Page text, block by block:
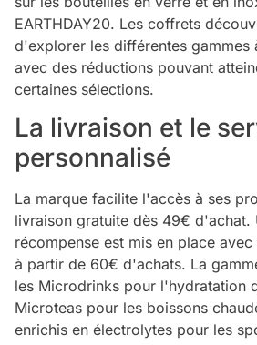
EARTHDAY20. Les coffrets
d'explorer les différentes gammes
avec des réductions pouvant
certaines sélections.
La livraison et le
personnalisé
La marque facilite l'accès à ses
livraison gratuite dès 49€ d'achat.
récompense est mis en place
à partir de 60€ d'achats. La
les Microdrinks pour l'hydratation
Microteas pour les boissons
enrichis en électrolytes pour les